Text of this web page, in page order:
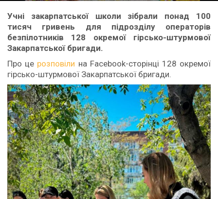
Учні закарпатської школи зібрали понад 100
тисяч гривень для підрозділу операторів
безпілотників 128 окремої гірсько-штурмової
Закарпатської бригади.
Про це розповіли на Facebook-сторінці 128 окремої
гірсько-штурмової Закарпатської бригади.